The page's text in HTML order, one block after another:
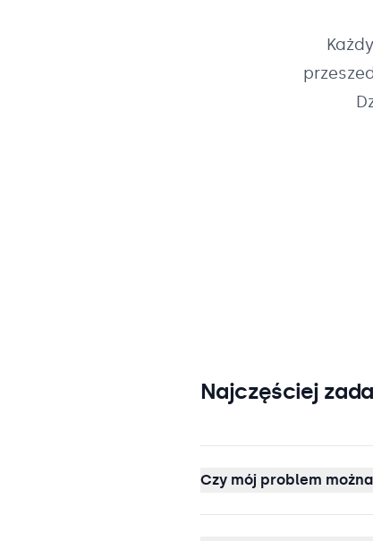
Najczęściej
Czy mój problem